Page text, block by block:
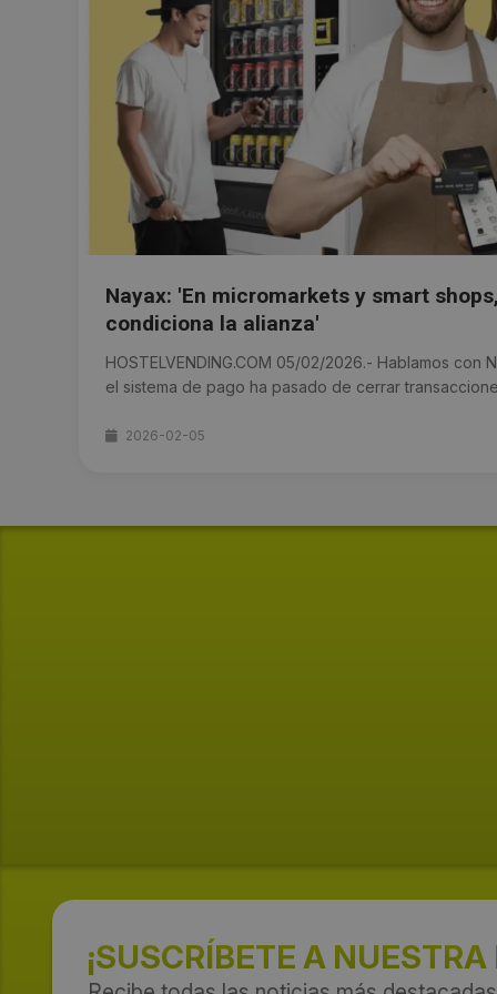
Nayax: 'En micromarkets y smart
condiciona la alianza'
HOSTELVENDING.COM 05/02/2026.- Hablamos
el sistema de pago ha pasado de cerrar
2026-02-05
¡SUSCRÍBETE A